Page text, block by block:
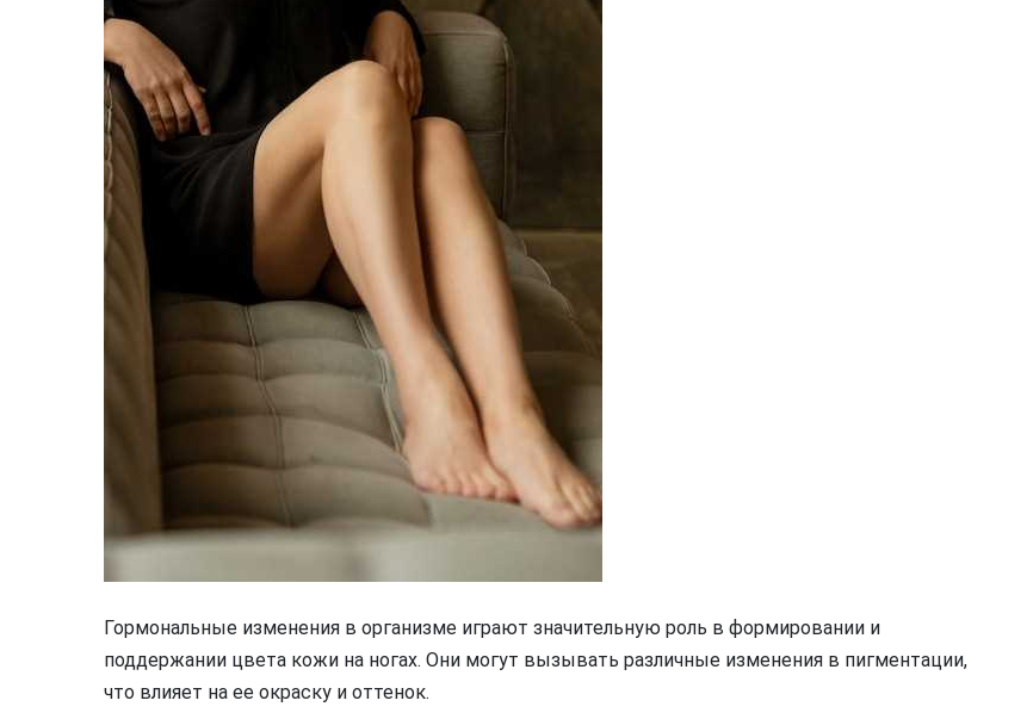
Гормональные изменения в организме играют значительную роль в формировании и
поддержании цвета кожи на ногах. Они могут вызывать различные изменения в пигментации,
что влияет на ее окраску и оттенок.